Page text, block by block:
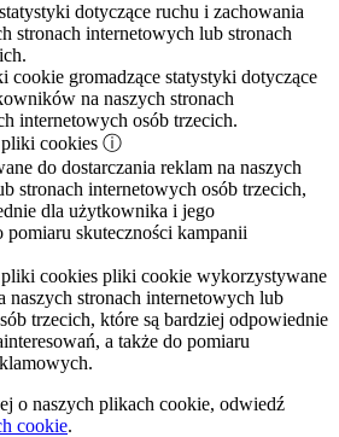
dotyczące ruchu i zachowania
stronach internetowych lub stronach
cookie gromadzące statystyki dotyczące
na naszych stronach
internetowych osób trzecich.
cookies ⓘ
do dostarczania reklam na naszych
stronach internetowych osób trzecich,
dla użytkownika i jego
pomiaru skuteczności kampanii
cookies pliki cookie wykorzystywane
naszych stronach internetowych lub
trzecich, które są bardziej odpowiednie
a także do pomiaru
o naszych plikach cookie, odwiedź
cookie.